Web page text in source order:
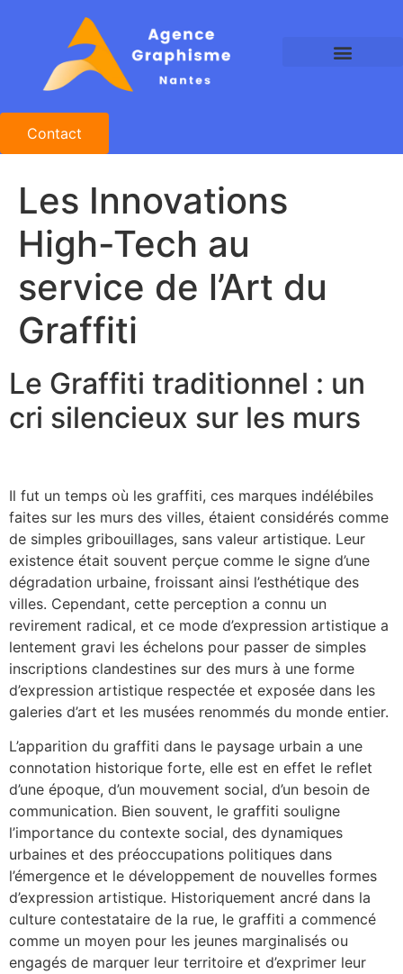
Contact
Les Innovations
High-Tech au
service de l’Art du
Graffiti
Le Graffiti traditionnel : un
cri silencieux sur les murs
Il fut un temps où les graffiti, ces marques indélébiles
faites sur les murs des villes, étaient considérés comme
de simples gribouillages, sans valeur artistique. Leur
existence était souvent perçue comme le signe d’une
dégradation urbaine, froissant ainsi l’esthétique des
villes. Cependant, cette perception a connu un
revirement radical, et ce mode d’expression artistique a
lentement gravi les échelons pour passer de simples
inscriptions clandestines sur des murs à une forme
d’expression artistique respectée et exposée dans les
galeries d’art et les musées renommés du monde entier.
L’apparition du graffiti dans le paysage urbain a une
connotation historique forte, elle est en effet le reflet
d’une époque, d’un mouvement social, d’un besoin de
communication. Bien souvent, le graffiti souligne
l’importance du contexte social, des dynamiques
urbaines et des préoccupations politiques dans
l’émergence et le développement de nouvelles formes
d’expression artistique. Historiquement ancré dans la
culture contestataire de la rue, le graffiti a commencé
comme un moyen pour les jeunes marginalisés ou
engagés de marquer leur territoire et d’exprimer leur